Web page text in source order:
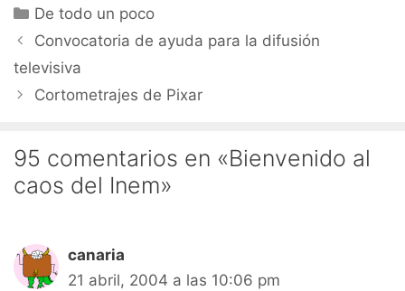
Categorías
De todo un poco
Convocatoria de ayuda para la difusión
televisiva
Cortometrajes de Pixar
95 comentarios en «Bienvenido al
caos del Inem»
canaria
21 abril, 2004 a las 10:06 pm